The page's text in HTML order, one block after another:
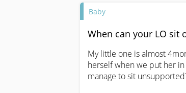
Baby
When can your LO sit
My little one is almost
herself when we put her
manage to sit